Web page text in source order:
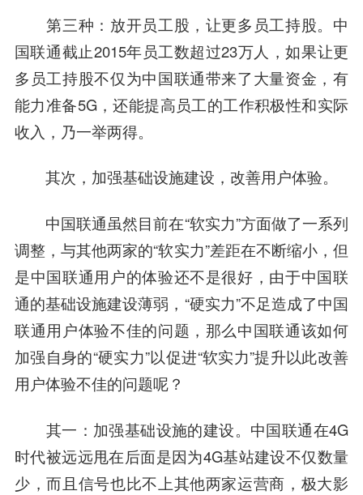
第三种：放开员工股，让更多员工持股。中
国联通截止2015年员工数超过23万人，如果让更
多员工持股不仅为中国联通带来了大量资金，有
能力准备5G，还能提高员工的工作积极性和实际
收入，乃一举两得。
其次，加强基础设施建设，改善用户体验。
中国联通虽然目前在“软实力”方面做了一系列
调整，与其他两家的“软实力”差距在不断缩小，但
是中国联通用户的体验还不是很好，由于中国联
通的基础设施建设薄弱，“硬实力”不足造成了中国
联通用户体验不佳的问题，那么中国联通该如何
加强自身的“硬实力”以促进“软实力”提升以此改善
用户体验不佳的问题呢？
其一：加强基础设施的建设。中国联通在4G
时代被远远甩在后面是因为4G基站建设不仅数量
少，而且信号也比不上其他两家运营商，极大影